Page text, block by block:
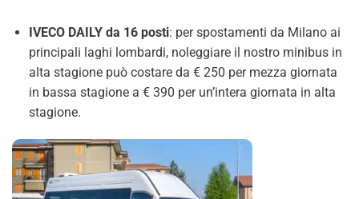
IVECO DAILY da 16 posti: per spostamenti da Milano ai
principali laghi lombardi, noleggiare il nostro minibus in
alta stagione può costare da € 250 per mezza giornata
in bassa stagione a € 390 per un’intera giornata in alta
stagione.